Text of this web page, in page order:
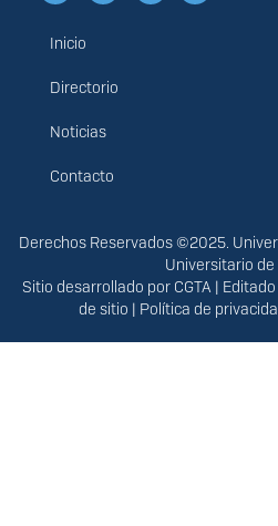
Menú
principal
Inicio
Directorio
Noticias
Contacto
Derechos
Derechos Reservados ©2025.
Universitario de
Sitio desarrollado por CGTA |
de sitio | Política de